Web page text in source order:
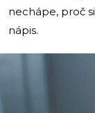
nechápe, proč
nápis.